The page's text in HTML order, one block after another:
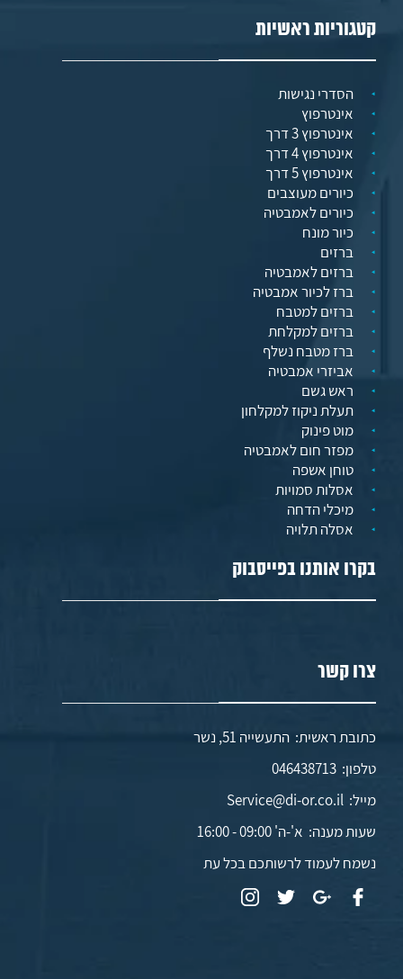
קטגוריות ראשיות
הסדרי נגישות
אינטרפוץ
אינטרפוץ 3 דרך
אינטרפוץ 4 דרך
אינטרפוץ 5 דרך
כיורים מעוצבים
כיורים לאמבטיה
כיור מונח
ברזים
ברזים לאמבטיה
ברז לכיור אמבטיה
ברזים למטבח
ברזים למקלחת
ברז מטבח נשלף
אביזרי אמבטיה
ראש גשם
תעלת ניקוז למקלחון
מוט פינוק
מפזר חום לאמבטיה
טוחן אשפה
אסלות סמויות
מיכלי הדחה
אסלה תלויה
בקרו אותנו בפייסבוק
צרו קשר
כתובת ראשית: התעשייה 51, נשר
טלפון:046438713
מייל:Service@di-or.co.il
שעות מענה: א'-ה' 09:00 - 16:00
נשמח לעמוד לרשותכם בכל עת